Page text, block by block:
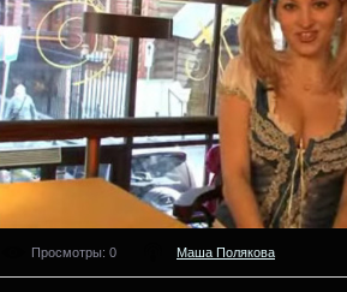
Просмотры: 0 Маша Полякова